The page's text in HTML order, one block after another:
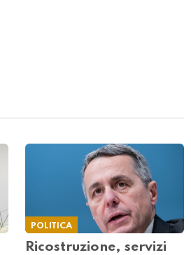
POLITICA
Ricostruzione, servizi